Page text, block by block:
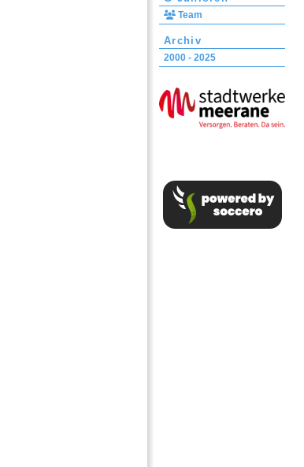
Team
Archiv
2000 - 2025